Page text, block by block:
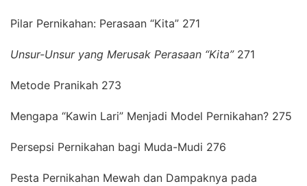
Pilar Pernikahan: Perasaan “Kita” 271
Unsur-Unsur yang Merusak Perasaan “Kita” 271
Metode Pranikah 273
Mengapa “Kawin Lari” Menjadi Model Pernikahan? 275
Persepsi Pernikahan bagi Muda-Mudi 276
Pesta Pernikahan Mewah dan Dampaknya pada